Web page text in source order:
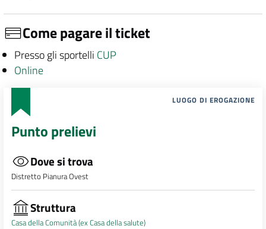
Come pagare il ticket
Presso gli sportelli CUP
Online
LUOGO DI EROGAZIONE
Punto prelievi
Dove si trova
Distretto Pianura Ovest
Struttura
Casa della Comunità (ex Casa della salute)